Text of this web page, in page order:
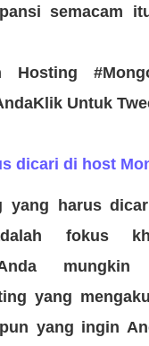
semacam
Hosting
Untuk
dicari di host
yang harus
fokus
mungkin
yang
yang ingin